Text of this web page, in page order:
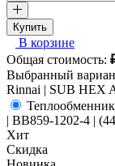
Купить
В корзине
Общая стоимость:
Выбранный
Rinnai | SUB HEX
| BB859-1202-4 |
Хит
Скидка